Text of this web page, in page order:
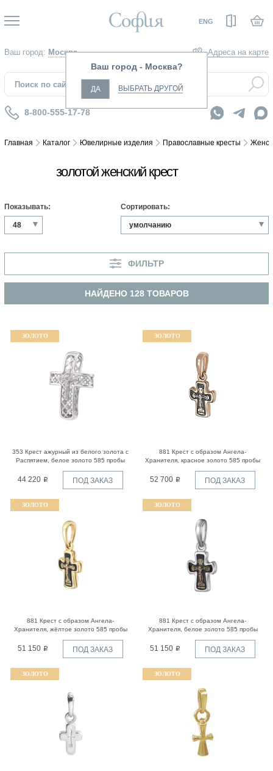
ENG Вход
Ваш город: Москва Адреса на карте
8-800-555-17-78
Главная Каталог Ювелирные изделия Православные кресты
золотой женский крест
Показывать: Сортировать:
ФИЛЬТР
НАЙДЕНО 128 ТОВАРОВ
ЗОЛОТО
353 Крест ажурный из белого золота с
Распятием, белое золото 585 пробы
44 220 ПОД ЗАКАЗ
ЗОЛОТО
881 Крест с образом Ангела-
Хранителя, красное золото 585 пробы
52 700 ПОД ЗАКАЗ
ЗОЛОТО
881 Крест с образом Ангела-
Хранителя, жёлтое золото 585 пробы
51 150 ПОД ЗАКАЗ
ЗОЛОТО
881 Крест с образом Ангела-
Хранителя, белое золото 585 пробы
51 150 ПОД ЗАКАЗ
ЗОЛОТО ЗОЛОТО